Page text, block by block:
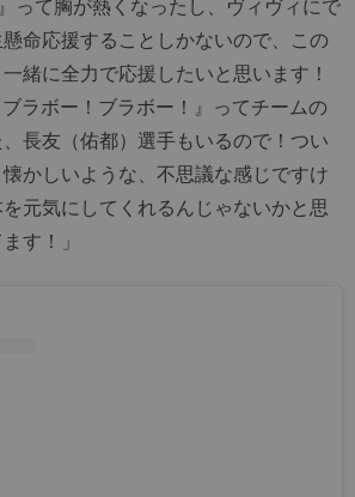
って胸が熱くなったし、ヴィヴィにで
命応援することしかないので、この
緒に全力で応援したいと思います！
ラボー！ブラボー！』ってチームの
長友（佑都）選手もいるので！つい
かしいような、不思議な感じですけ
元気にしてくれるんじゃないかと思
す！」